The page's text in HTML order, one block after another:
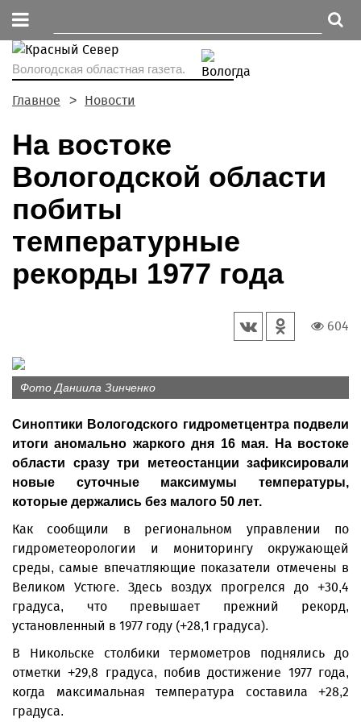
Вологодская областная газета.
Главное Новости
На востоке
Вологодской области
побиты
температурные
рекорды 1977 года
604
Фото Даниила Зинченко
Синоптики Вологодского гидрометцентра подвели
итоги аномально жаркого дня 16 мая. На востоке
области сразу три метеостанции зафиксировали
новые суточные максимумы температуры,
которые держались без малого 50 лет.
Как сообщили в региональном управлении по
гидрометеорологии и мониторингу окружающей
среды, самые впечатляющие показатели отмечены в
Великом Устюге. Здесь воздух прогрелся до +30,4
градуса, что превышает прежний рекорд,
установленный в 1977 году (+28,1 градуса).
В Никольске столбики термометров поднялись до
отметки +29,8 градуса, побив достижение 1977 года,
когда максимальная температура составила +28,2
градуса.